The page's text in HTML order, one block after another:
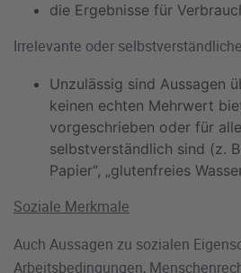
die Ergebnisse für
Irrelevante oder
Unzulässig sind Aussagen
keinen echten Mehrwert
vorgeschrieben oder für
selbstverständlich sind (z.
Papier“, „glutenfreies
Soziale Merkmale
Auch Aussagen zu sozialen
Arbeitsbedingungen,